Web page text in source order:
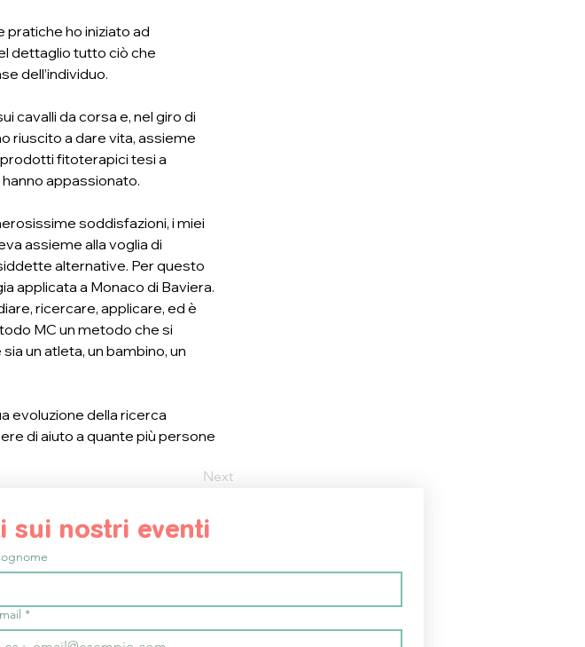
pratiche ho iniziato ad
dettaglio tutto ciò che
dell’individuo.
cavalli da corsa e, nel giro di
riuscito a dare vita, assieme
prodotti fitoterapici tesi a
appassionato.
soddisfazioni, i miei
assieme alla voglia di
alternative. Per questo
applicata a Monaco di Baviera.
ricercare, applicare, ed è
MC un metodo che si
un atleta, un bambino, un
evoluzione della ricerca
di aiuto a quante più persone
Next
sui nostri eventi
*